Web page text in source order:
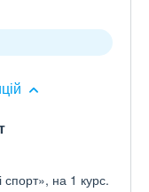
спорт», на 1 курс.